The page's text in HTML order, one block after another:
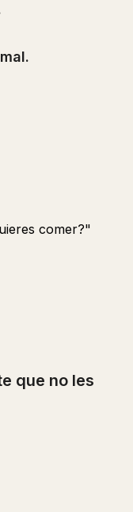
comer?"
que no les